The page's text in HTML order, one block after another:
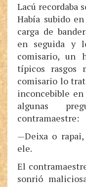
Lacú recordaba
Había subido
carga de
en seguida y
comisario, un
típicos rasgos
comisario lo
inconcebible
algunas
contramaestre:
—Deixa o
ele.
El
sonrió